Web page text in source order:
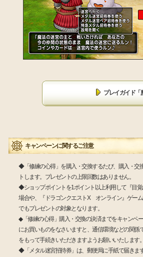
プレイガイド「
キャンペーンに関するご注意
◆「修練の心得」を購入・交換するたび、購入・交
トします。プレゼントの上限回数はありません。
◆ショップポイントを1ポイント以上利用して『目
場合や、『ドラゴンクエストX オンライン』ゲー
でもプレゼントの対象となります。
◆「修練の心得」購入・交換の決済までをキャンペ
にお買いものをなさいますと、通信環境などの関
をもって手続きいただきますようお願いいたします。
◆「メタル迷宮招待券」は、郵便局に手紙で届きます